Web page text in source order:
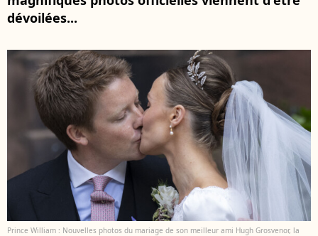
dévoilées...
Prince William : Nouvelles photos du mariage de son meilleur ami Hugh Grosvenor, la